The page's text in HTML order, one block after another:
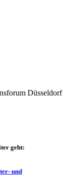
Düsseldorf
geht:
und